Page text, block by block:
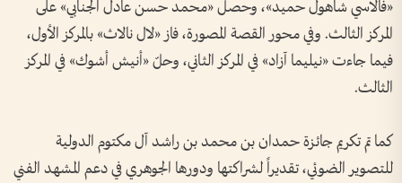
«فالاسي شاهول حميد»، وحصل «محمد حسن عادل الجنابي» على
المركز الثالث. وفي محور القصة المصورة، فاز «لال نالاث» بالمركز الأول،
فيما جاءت «نيليما آزاد» في المركز الثاني، وحلّ «أنيش أشوك» في المركز
الثالث.
كما تم تكريم جائزة حمدان بن محمد بن راشد آل مكتوم الدولية
للتصوير الضوئي، تقديراً لشراكتها ودورها الجوهري في دعم المشهد الفني